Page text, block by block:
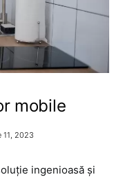
mobile
11, 2023
ingenioasă și